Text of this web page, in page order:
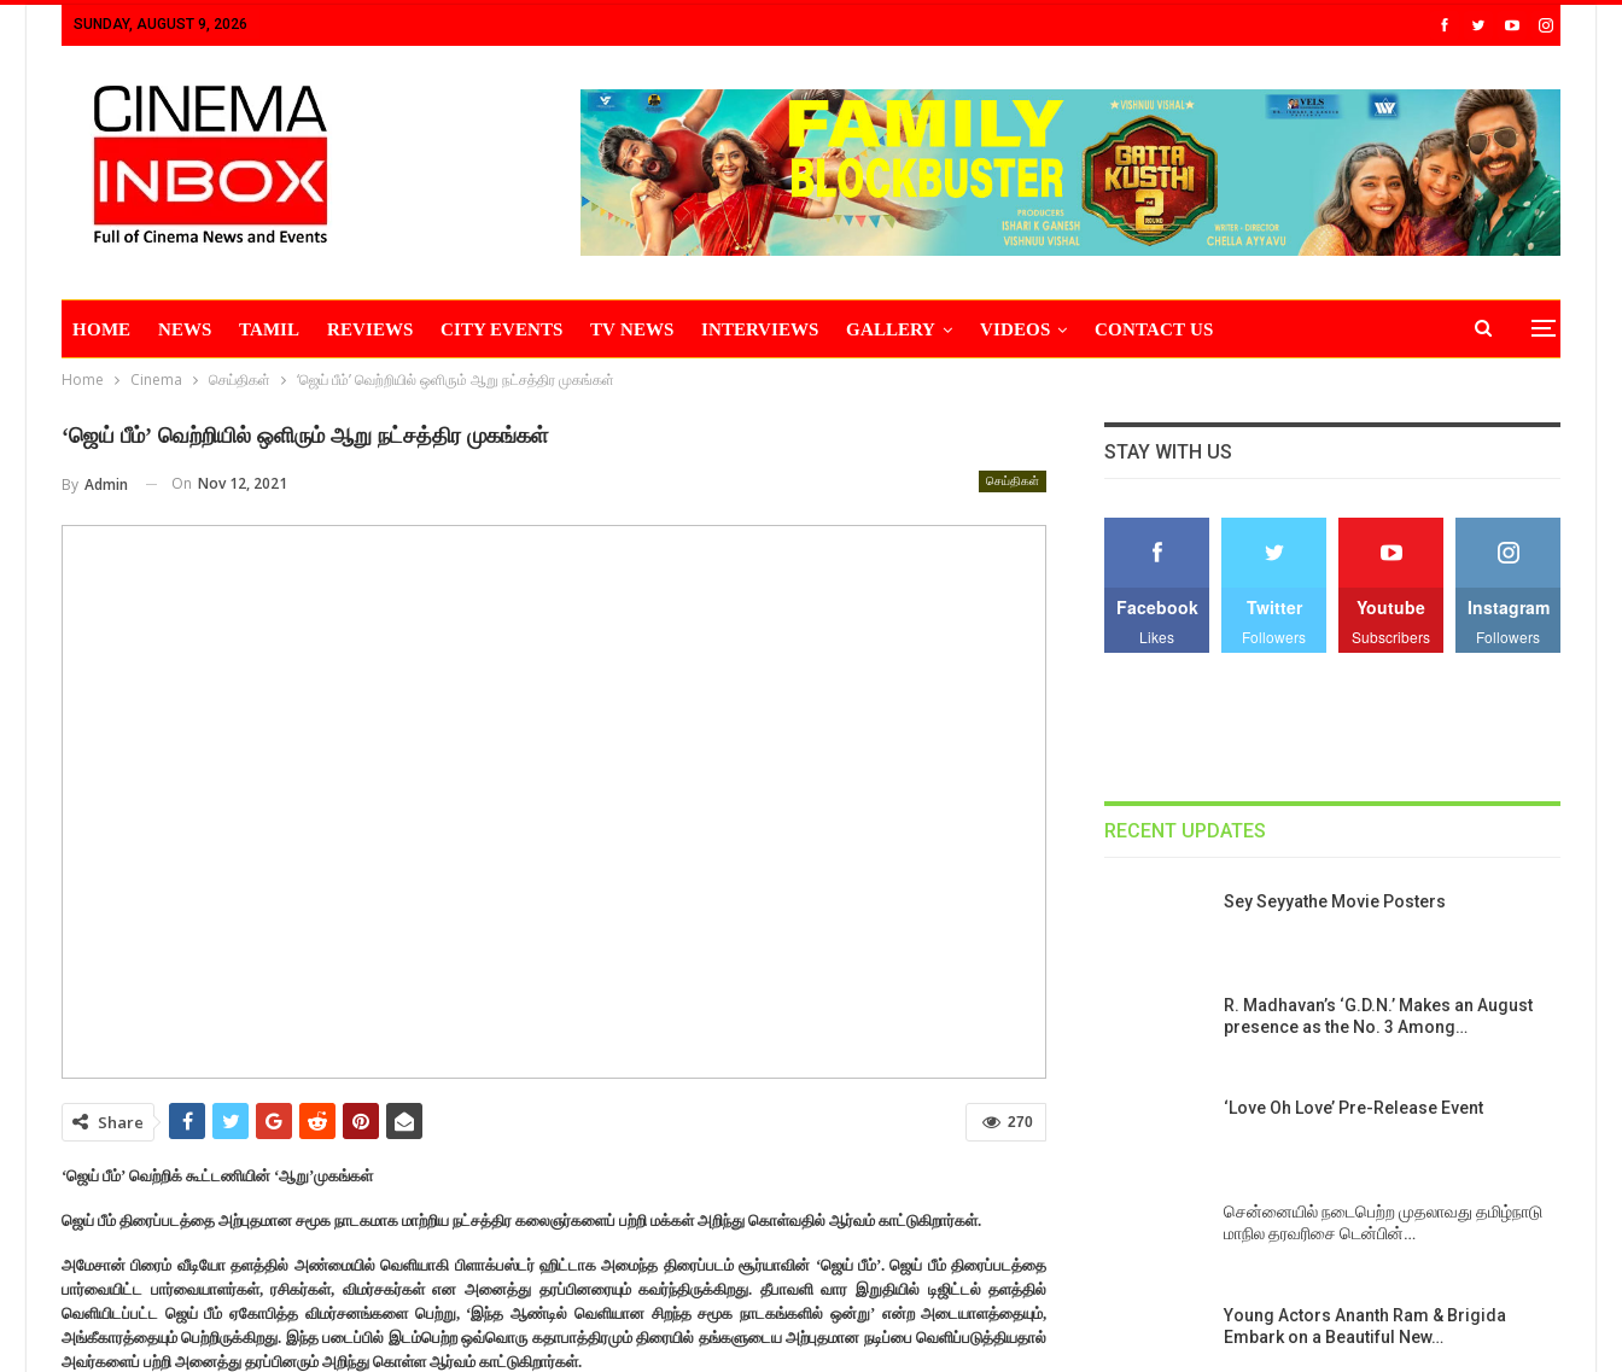
SUNDAY, AUGUST 9, 2026
HOME NEWS TAMIL REVIEWS CITY EVENTS TV NEWS INTERVIEWS GALLERY VIDEOS CONTACT US
Home Cinema செய்திகள் ‘ஜெய் பீம்’ வெற்றியில் ஒளிரும் ஆறு நட்சத்திர முகங்கள்
‘ஜெய் பீம்’ வெற்றியில் ஒளிரும் ஆறு நட்சத்திர முகங்கள்
செய்திகள்
By Admin On Nov 12, 2021
270
Share
‘ஜெய் பீம்’ வெற்றிக் கூட்டணியின் ‘ஆறு’முகங்கள்
ஜெய் பீம் திரைப்படத்தை அற்புதமான சமூக நாடகமாக மாற்றிய நட்சத்திர கலைஞர்களைப் பற்றி மக்கள் அறிந்து கொள்வதில் ஆர்வம் காட்டுகிறார்கள்.
அமேசான் பிரைம் வீடியோ தளத்தில் அண்மையில் வெளியாகி பிளாக்பஸ்டர் ஹிட்டாக அமைந்த திரைப்படம் சூர்யாவின் ‘ஜெய் பீம்’. ஜெய் பீம் திரைப்படத்தை
பார்வையிட்ட பார்வையாளர்கள், ரசிகர்கள், விமர்சகர்கள் என அனைத்து தரப்பினரையும் கவர்ந்திருக்கிறது. தீபாவளி வார இறுதியில் டிஜிட்டல் தளத்தில்
வெளியிடப்பட்ட ஜெய் பீம் ஏகோபித்த விமர்சனங்களை பெற்று, ‘இந்த ஆண்டில் வெளியான சிறந்த சமூக நாடகங்களில் ஒன்று’ என்ற அடையாளத்தையும்,
அங்கீகாரத்தையும் பெற்றிருக்கிறது. இந்த படைப்பில் இடம்பெற்ற ஒவ்வொரு கதாபாத்திரமும் திரையில் தங்களுடைய அற்புதமான நடிப்பை வெளிப்படுத்தியதால்
அவர்களைப் பற்றி அனைத்து தரப்பினரும் அறிந்து கொள்ள ஆர்வம் காட்டுகிறார்கள்.
STAY WITH US
Facebook
Likes
Twitter
Followers
Youtube
Subscribers
Instagram
Followers
RECENT UPDATES
Sey Seyyathe Movie Posters
R. Madhavan’s ‘G.D.N.’ Makes an August
presence as the No. 3 Among…
‘Love Oh Love’ Pre-Release Event
சென்னையில் நடைபெற்ற முதலாவது தமிழ்நாடு
மாநில தரவரிசை டென்பின்…
Young Actors Ananth Ram & Brigida
Embark on a Beautiful New…